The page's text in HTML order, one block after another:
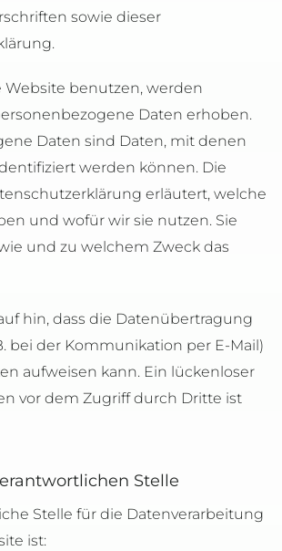
sowie dieser
Website benutzen, werden
Daten erhoben.
Daten sind Daten, mit denen
werden können. Die
erläutert, welche
und wofür wir sie nutzen. Sie
und zu welchem Zweck das
hin, dass die Datenübertragung
bei der Kommunikation per E-Mail)
aufweisen kann. Ein lückenloser
vor dem Zugriff durch Dritte ist
Stelle
Stelle für die Datenverarbeitung
ist: